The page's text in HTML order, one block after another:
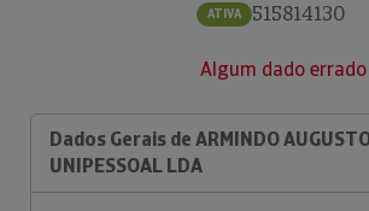
ATIVA 515814130
Algum dado
Dados Gerais de ARMINDO
UNIPESSOAL LDA